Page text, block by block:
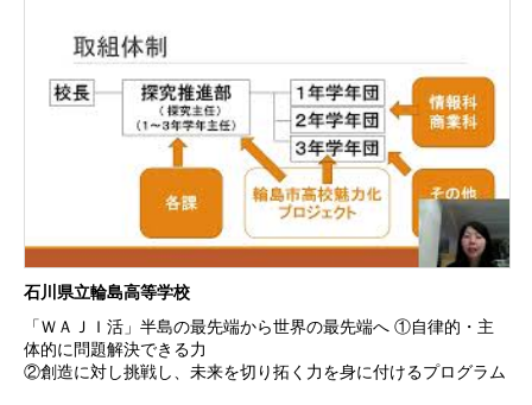
石川県立輪島高等学校
「ＷＡＪＩ活」半島の最先端から世界の最先端へ ①自律的・主
体的に問題解決できる力
②創造に対し挑戦し、未来を切り拓く力を身に付けるプログラム